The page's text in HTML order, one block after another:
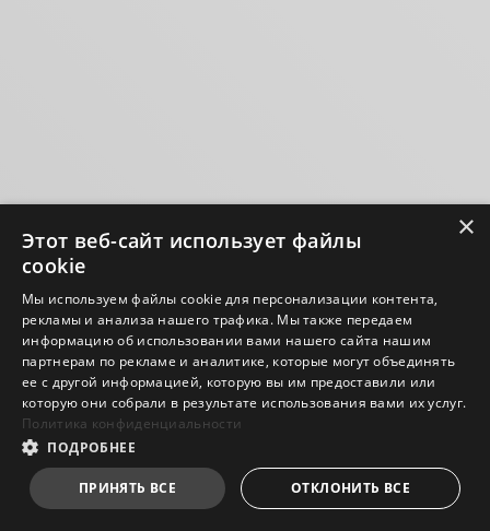
×
Этот веб-сайт использует файлы
cookie
Мы используем файлы cookie для персонализации контента,
рекламы и анализа нашего трафика. Мы также передаем
информацию об использовании вами нашего сайта нашим
партнерам по рекламе и аналитике, которые могут объединять
ее с другой информацией, которую вы им предоставили или
которую они собрали в результате использования вами их услуг.
Политика конфиденциальности
ПОДРОБНЕЕ
ПРИНЯТЬ ВСЕ ОТКЛОНИТЬ ВСЕ